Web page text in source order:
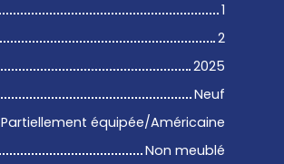
1
2
2025
Neuf
Partiellement équipée/Américaine
Non meublé